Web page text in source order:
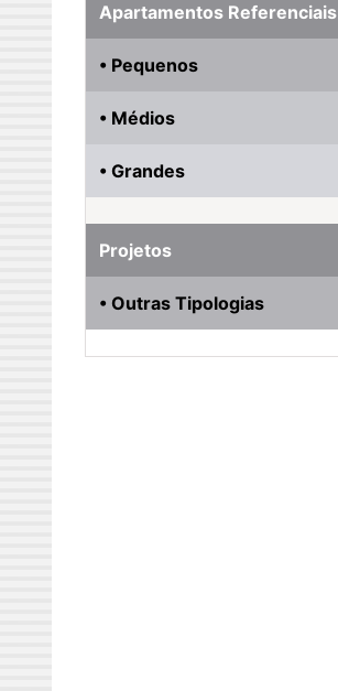
Apartamentos Referenciais
• Pequenos
• Médios
• Grandes
Projetos
• Outras Tipologias